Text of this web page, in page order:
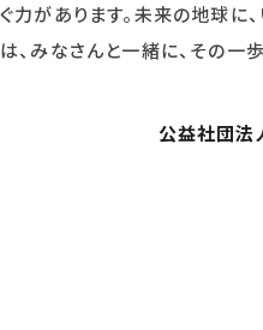
ぐ力があります。未来の地球に
は、みなさんと一緒に、その一
公益社団法